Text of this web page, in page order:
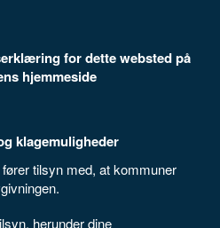
for dette websted på
hjemmeside
klagemuligheder
tilsyn med, at kommuner
herunder dine